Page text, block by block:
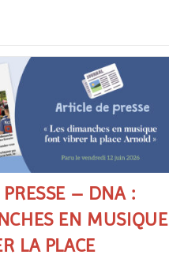
– DNA :
EN MUSIQUE
LA PLACE